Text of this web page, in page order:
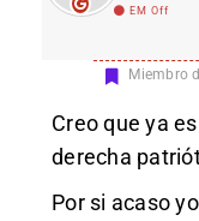
EM Off
Miembro
Creo que ya
derecha
Por si acaso